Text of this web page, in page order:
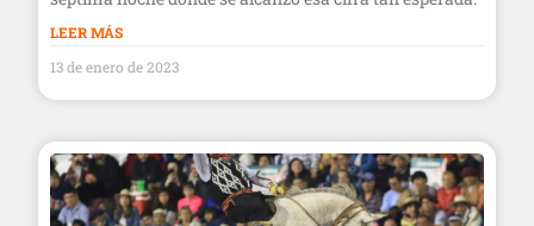
LEER MÁS
13 de enero de 2023